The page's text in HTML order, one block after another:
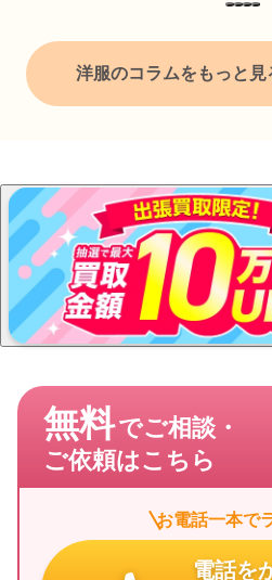
洋服のコラムをもっと見
無料でご相談・
ご依頼はこちら
お電話一本で
電話を